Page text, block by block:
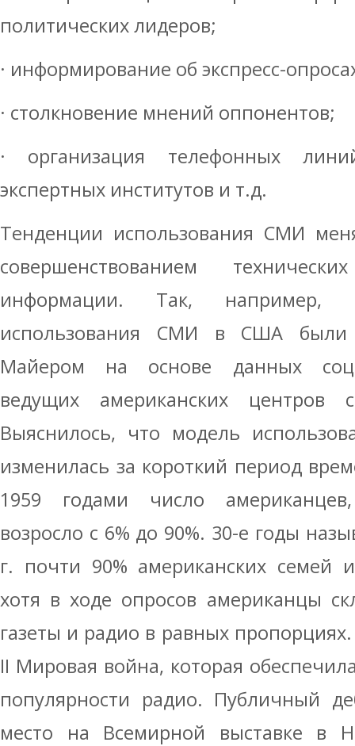
политических лидеров;
· информирование об экспресс-
· столкновение мнений оппонентов;
· организация телефонных
экспертных институтов и т.д.
Тенденции использования СМИ
совершенствованием
информации. Так, например,
использования СМИ в США были
Майером на основе данных
ведущих американских
Выяснилось, что модель
изменилась за короткий период
1959 годами число
возросло с 6% до 90%. 30-е годы
г. почти 90% американских семей
хотя в ходе опросов американцы
газеты и радио в равных
II Мировая война, которая
популярности радио. Публичный
место на Всемирной выставке в